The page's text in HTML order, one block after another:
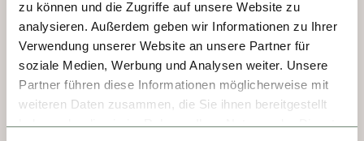
zu können und die Zugriffe auf unsere Website zu
analysieren. Außerdem geben wir Informationen zu Ihrer
Verwendung unserer Website an unsere Partner für
soziale Medien, Werbung und Analysen weiter. Unsere
Partner führen diese Informationen möglicherweise mit
weiteren Daten zusammen, die Sie ihnen bereitgestellt
haben oder die sie im Rahmen Ihrer Nutzung der Dienste
Abendliche Drinks auf dem Vista Deck
(wetterabhängig), während Ihr Schiff ruhig
durch das bezaubernde Rhône-Delta fährt.